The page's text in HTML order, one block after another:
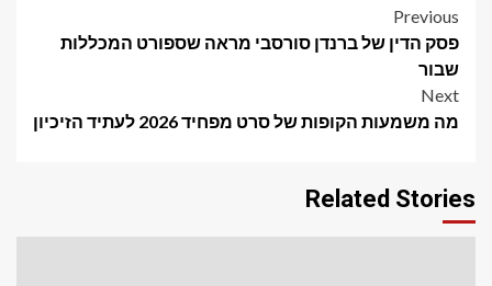
Post
navigation
Previous
פסק הדין של ברנדן סורסבי מראה שספורט המכללות
שבור
Next
מה משמעות הקופות של סרט מפחיד 2026 לעתיד הזיכיון
Related Stories